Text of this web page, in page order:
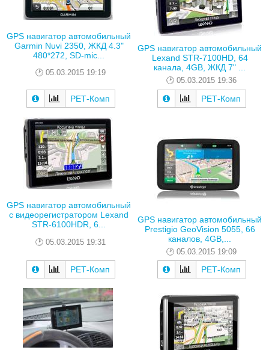
GPS навигатор автомобильный
Garmin Nuvi 2350, ЖКД 4.3"
480*272, SD-mic...
05.03.2015 19:19
РЕТ-Комп
GPS навигатор автомобильный
Lexand STR-7100HD, 64
канала, 4GB, ЖКД 7" ...
05.03.2015 19:36
РЕТ-Комп
GPS навигатор автомобильный
с видеорегистратором Lexand
STR-6100HDR, 6...
05.03.2015 19:31
РЕТ-Комп
GPS навигатор автомобильный
Prestigio GeoVision 5055, 66
каналов, 4GB,...
05.03.2015 19:09
РЕТ-Комп